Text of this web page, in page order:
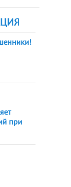
при